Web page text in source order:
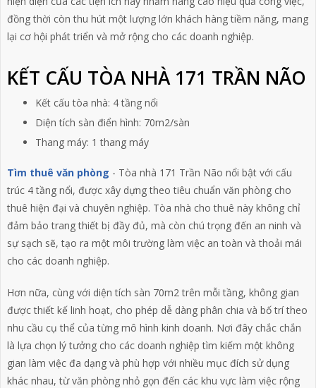
đồng thời còn thu hút một lượng lớn khách hàng tiềm năng, mang
lại cơ hội phát triển và mở rộng cho các doanh nghiệp.
KẾT CẤU TÒA NHÀ 171 TRẦN NÃO
Kết cấu tòa nhà: 4 tầng nổi
Diện tích sàn điển hình: 70m2/sàn
Thang máy: 1 thang máy
Tìm thuê văn phòng - Tòa nhà 171 Trần Não nổi bật với cấu
trúc 4 tầng nổi, được xây dựng theo tiêu chuẩn văn phòng cho
thuê hiện đại và chuyên nghiệp. Tòa nhà cho thuê này không chỉ
đảm bảo trang thiết bị đầy đủ, mà còn chú trọng đến an ninh và
sự sạch sẽ, tạo ra một môi trường làm việc an toàn và thoải mái
cho các doanh nghiệp.
Hơn nữa, cùng với diện tích sàn 70m2 trên mỗi tầng, không gian
được thiết kế linh hoạt, cho phép dễ dàng phân chia và bố trí theo
nhu cầu cụ thể của từng mô hình kinh doanh. Nơi đây chắc chắn
là lựa chọn lý tưởng cho các doanh nghiệp tìm kiếm một không
gian làm việc đa dạng và phù hợp với nhiều mục đích sử dụng
khác nhau, từ văn phòng nhỏ gọn đến các khu vực làm việc rộng